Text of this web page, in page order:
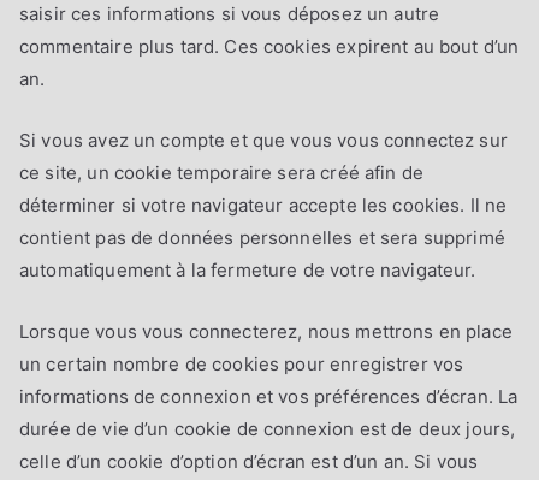
saisir ces informations si vous déposez un autre
commentaire plus tard. Ces cookies expirent au bout d’un
an.
Si vous avez un compte et que vous vous connectez sur
ce site, un cookie temporaire sera créé afin de
déterminer si votre navigateur accepte les cookies. Il ne
contient pas de données personnelles et sera supprimé
automatiquement à la fermeture de votre navigateur.
Lorsque vous vous connecterez, nous mettrons en place
un certain nombre de cookies pour enregistrer vos
informations de connexion et vos préférences d’écran. La
durée de vie d’un cookie de connexion est de deux jours,
celle d’un cookie d’option d’écran est d’un an. Si vous